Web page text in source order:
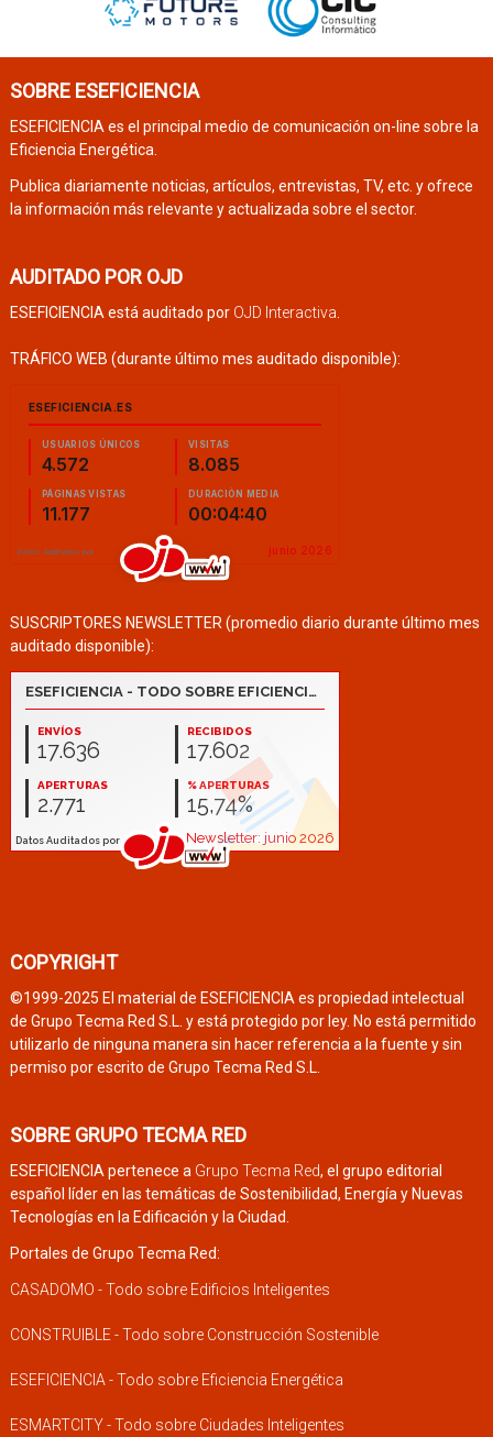
SOBRE ESEFICIENCIA
ESEFICIENCIA es el principal medio de comunicación on-line sobre la
Eficiencia Energética.
Publica diariamente noticias, artículos, entrevistas, TV, etc. y ofrece
la información más relevante y actualizada sobre el sector.
AUDITADO POR OJD
ESEFICIENCIA está auditado por OJD Interactiva
TRÁFICO WEB (durante último mes auditado disponible):
SUSCRIPTORES NEWSLETTER (promedio diario durante último mes
auditado disponible):
COPYRIGHT
©1999-2025 El material de ESEFICIENCIA es propiedad intelectual
de Grupo Tecma Red S.L. y está protegido por ley. No está permitido
utilizarlo de ninguna manera sin hacer referencia a la fuente y sin
permiso por escrito de Grupo Tecma Red S.L.
SOBRE GRUPO TECMA RED
ESEFICIENCIA pertenece a Grupo Tecma Red, el grupo editorial
español líder en las temáticas de Sostenibilidad, Energía y Nuevas
Tecnologías en la Edificación y la Ciudad.
Portales de Grupo Tecma Red:
CASADOMO - Todo sobre Edificios Inteligentes
CONSTRUIBLE - Todo sobre Construcción Sostenible
ESEFICIENCIA - Todo sobre Eficiencia Energética
ESMARTCITY - Todo sobre Ciudades Inteligentes